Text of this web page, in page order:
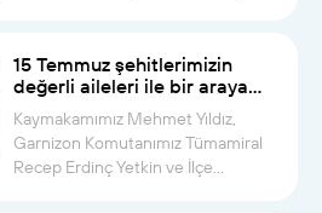
15 Temmuz şehitlerimizin
değerli aileleri ile bir araya
geldik
Kaymakamımız Mehmet Yıldız,
Garnizon Komutanımız Tümamiral
Recep Erdinç Yetkin ve İlçe